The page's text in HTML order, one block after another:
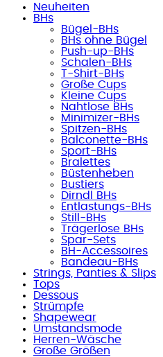
Neuheiten
BHs
Bügel-BHs
BHs ohne Bügel
Push-up-BHs
Schalen-BHs
T-Shirt-BHs
Große Cups
Kleine Cups
Nahtlose BHs
Minimizer-BHs
Spitzen-BHs
Balconette-BHs
Sport-BHs
Bralettes
Büstenheben
Bustiers
Dirndl BHs
Entlastungs-BHs
Still-BHs
Trägerlose BHs
Spar-Sets
BH-Accessoires
Bandeau-BHs
Strings, Panties & Slips
Tops
Dessous
Strümpfe
Shapewear
Umstandsmode
Herren-Wäsche
Große Größen